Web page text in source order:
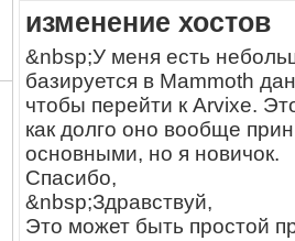
изменение хостов
&nbsp;У меня есть
базируется в Mammoth
чтобы перейти к Arvixe.
как долго оно вообще
основными, но я новичок.
Спасибо,
&nbsp;Здравствуй,
Это может быть простой